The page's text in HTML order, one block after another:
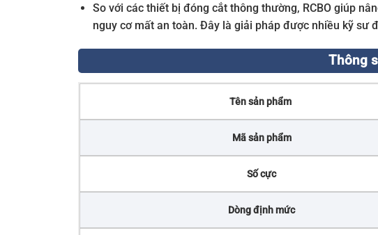
So với các thiết bị đóng cắt thông thường, RCBO giúp
nguy cơ mất an toàn. Đây là giải pháp được nhiều kỹ sư
Thông
Tên sản phẩm
Mã sản phẩm
Số cực
Dòng định mức